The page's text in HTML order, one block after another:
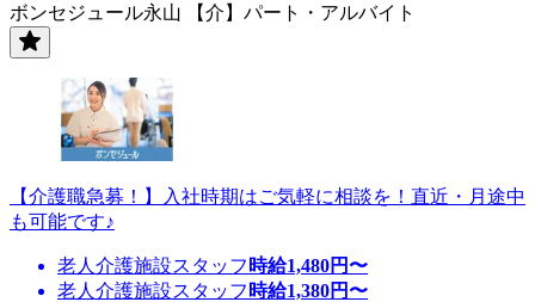
ボンセジュール永山 【介】パート・アルバイト
【介護職急募！】入社時期はご気軽に相談を！直近・月途中
も可能です♪
老人介護施設スタッフ 時給1,480円〜
老人介護施設スタッフ 時給1,380円〜